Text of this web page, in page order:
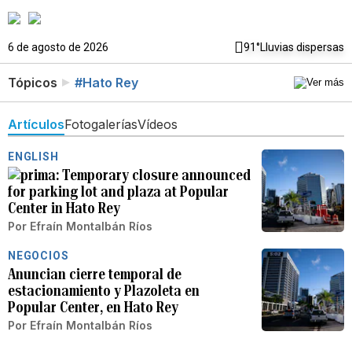
6 de agosto de 2026 91°Lluvias dispersas
Tópicos #Hato Rey
ArtículosFotogaleríasVídeos
ENGLISH
Temporary closure announced
for parking lot and plaza at Popular
Center in Hato Rey
Por Efraín Montalbán Ríos
NEGOCIOS
Anuncian cierre temporal de
estacionamiento y Plazoleta en
Popular Center, en Hato Rey
Por Efraín Montalbán Ríos